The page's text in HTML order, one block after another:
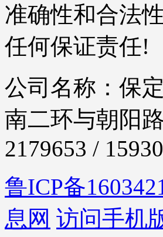
准确性和合法
任何保证责任!
公司名称：保
南二环与朝阳
2179653 /
鲁ICP备
息网 访问手机